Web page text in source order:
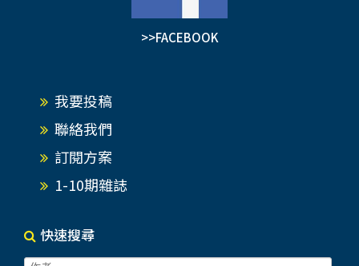
>>FACEBOOK
我要投稿
聯絡我們
訂閱方案
1-10期雜誌
快速搜尋